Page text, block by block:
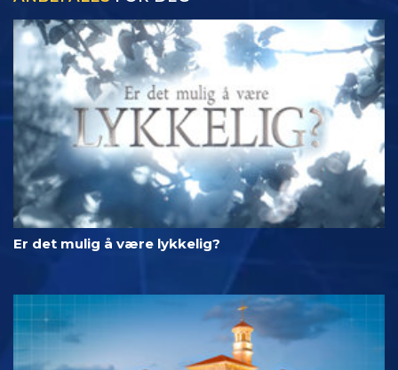
Er det mulig å være lykkelig?